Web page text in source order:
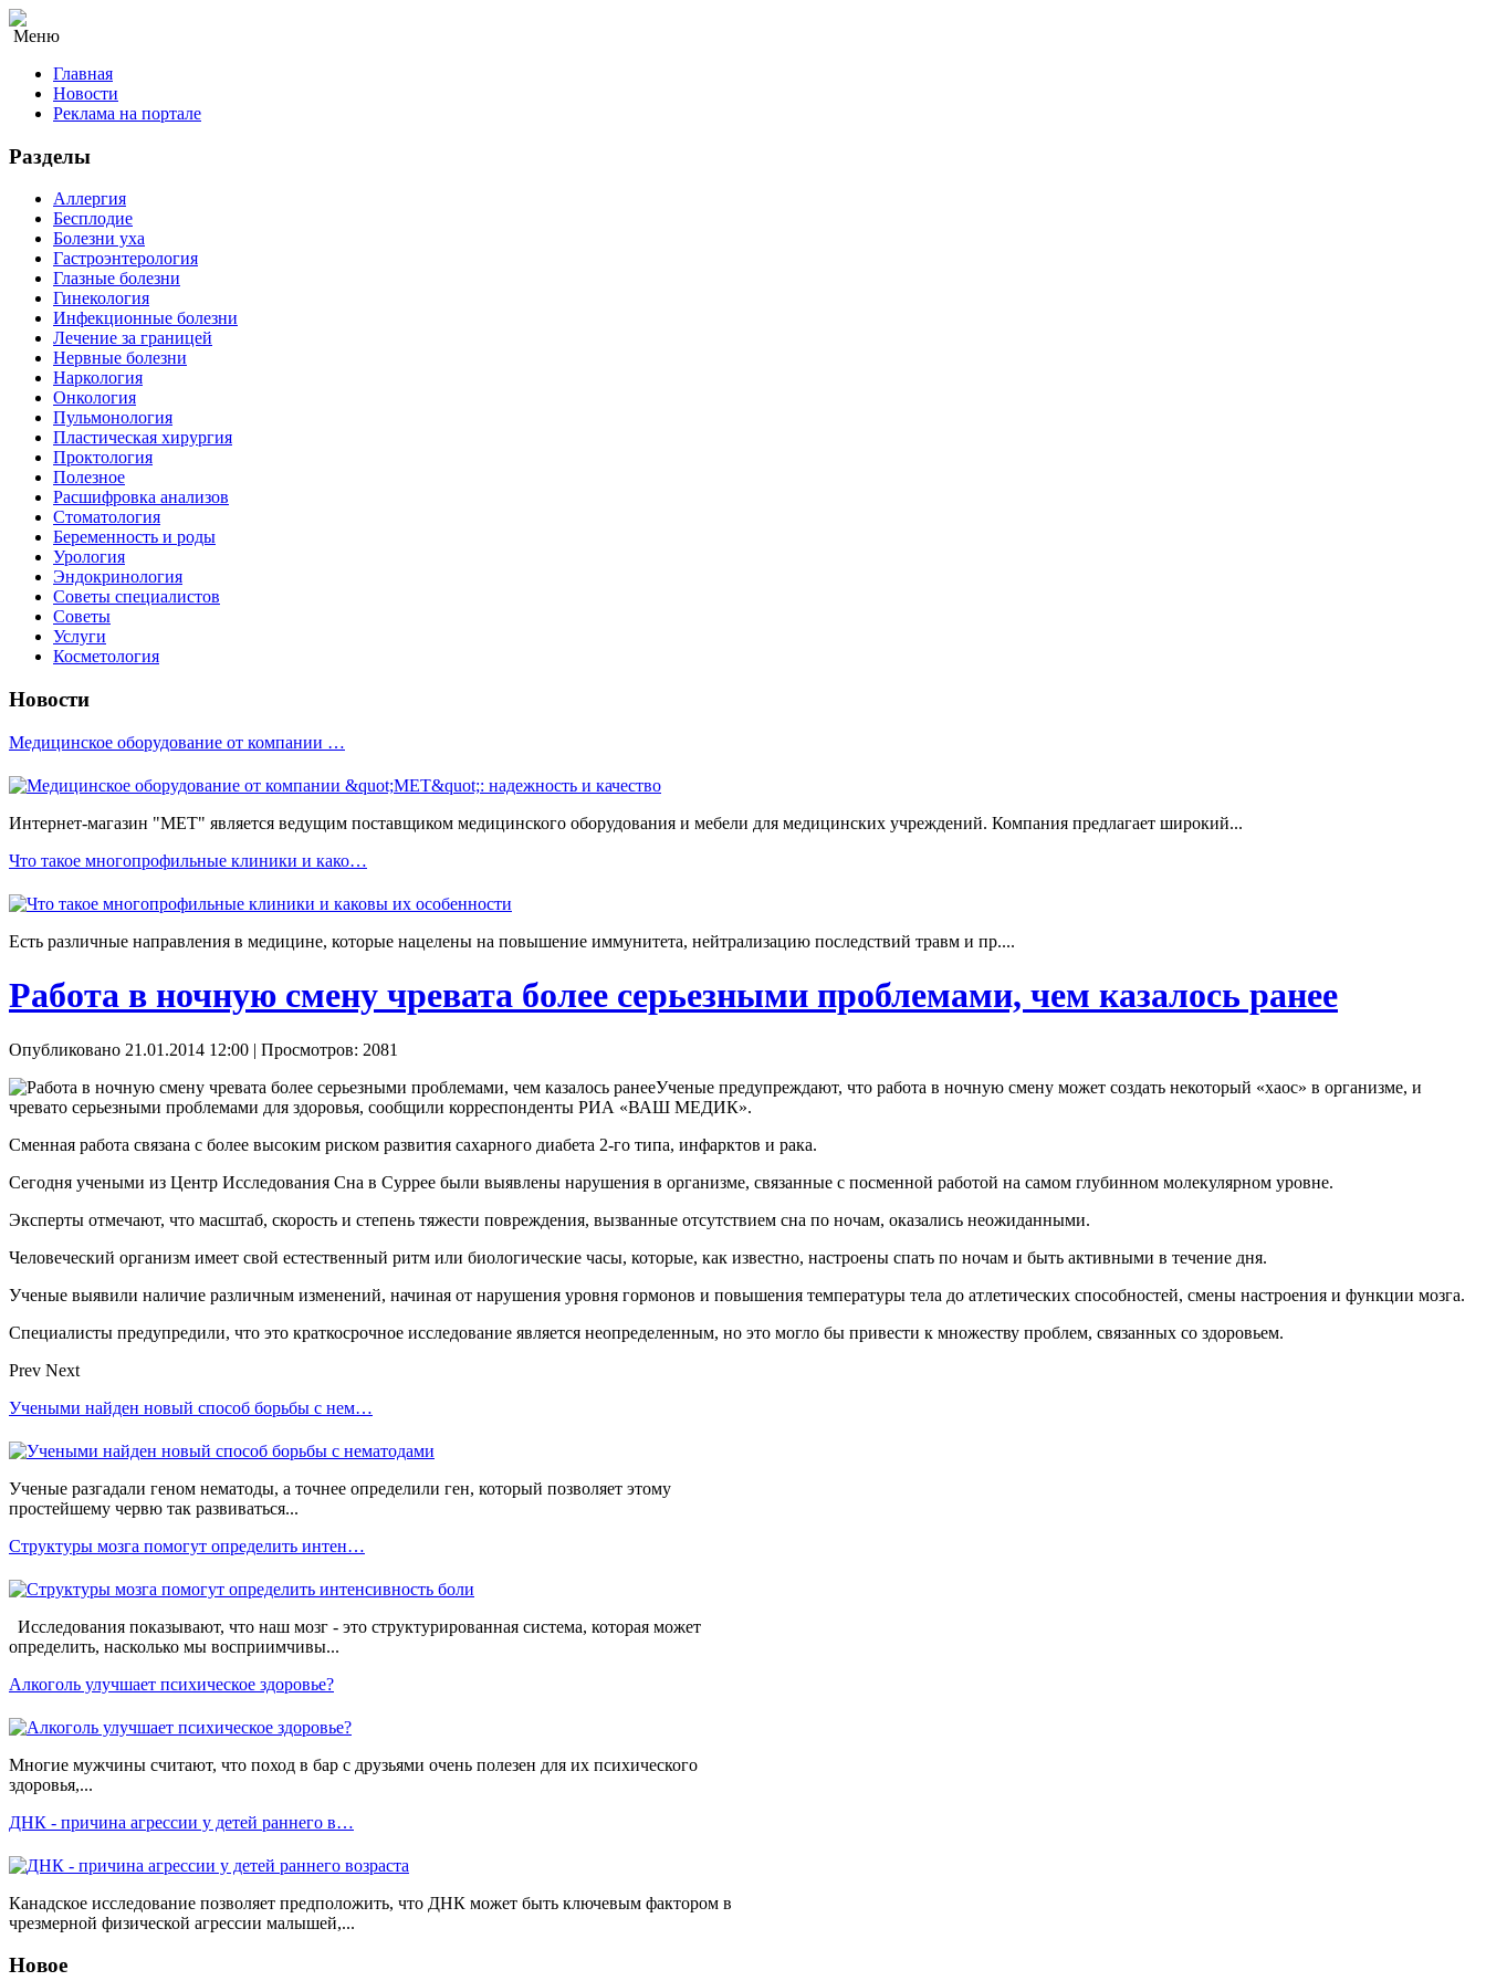
Меню
Главная
Новости
Реклама на портале
Разделы
Аллергия
Бесплодие
Болезни уха
Гастроэнтерология
Глазные болезни
Гинекология
Инфекционные болезни
Лечение за границей
Нервные болезни
Наркология
Онкология
Пульмонология
Пластическая хирургия
Проктология
Полезное
Расшифровка анализов
Стоматология
Беременность и роды
Урология
Эндокринология
Советы специалистов
Советы
Услуги
Косметология
Новости
Медицинское оборудование от компании …
Интернет-магазин "МЕТ" является ведущим поставщиком медицинского оборудования и мебели для медицинских учреждений. Компания предлагает широкий...
Что такое многопрофильные клиники и како…
Есть различные направления в медицине, которые нацелены на повышение иммунитета, нейтрализацию последствий травм и пр....
Работа в ночную смену чревата более серьезными проблемами, чем казалось ранее
Опубликовано 21.01.2014 12:00 | Просмотров: 2081
Ученые предупреждают, что работа в ночную смену может создать некоторый «хаос» в организме, и
чревато серьезными проблемами для здоровья, сообщили корреспонденты РИА «ВАШ МЕДИК».
Сменная работа связана с более высоким риском развития сахарного диабета 2-го типа, инфарктов и рака.
Сегодня учеными из Центр Исследования Сна в Суррее были выявлены нарушения в организме, связанные с посменной работой на самом глубинном молекулярном уровне.
Эксперты отмечают, что масштаб, скорость и степень тяжести повреждения, вызванные отсутствием сна по ночам, оказались неожиданными.
Человеческий организм имеет свой естественный ритм или биологические часы, которые, как известно, настроены спать по ночам и быть активными в течение дня.
Ученые выявили наличие различным изменений, начиная от нарушения уровня гормонов и повышения температуры тела до атлетических способностей, смены настроения и функции мозга.
Специалисты предупредили, что это краткосрочное исследование является неопределенным, но это могло бы привести к множеству проблем, связанных со здоровьем.
Prev Next
Учеными найден новый способ борьбы с нем…
Ученые разгадали геном нематоды, а точнее определили ген, который позволяет этому
простейшему червю так развиваться...
Структуры мозга помогут определить интен…
Исследования показывают, что наш мозг - это структурированная система, которая может
определить, насколько мы восприимчивы...
Алкоголь улучшает психическое здоровье?
Многие мужчины считают, что поход в бар с друзьями очень полезен для их психического
здоровья,...
ДНК - причина агрессии у детей раннего в…
Канадское исследование позволяет предположить, что ДНК может быть ключевым фактором в
чрезмерной физической агрессии малышей,...
Новое